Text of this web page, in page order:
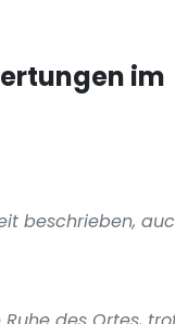
im
beschrieben,